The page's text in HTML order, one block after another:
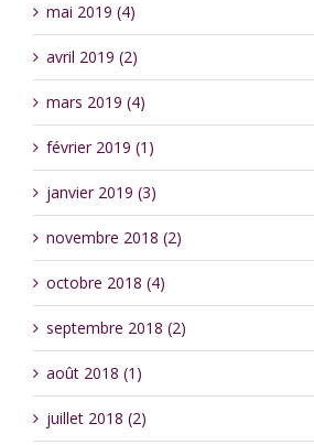
mai 2019 (4)
avril 2019 (2)
mars 2019 (4)
février 2019 (1)
janvier 2019 (3)
novembre 2018 (2)
octobre 2018 (4)
septembre 2018 (2)
août 2018 (1)
juillet 2018 (2)